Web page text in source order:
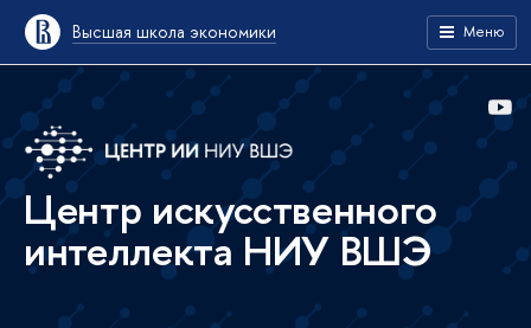
Высшая школа экономики Меню
Центр искусственного
интеллекта НИУ ВШЭ